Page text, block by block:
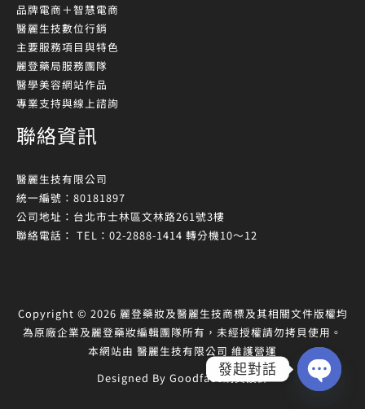
品牌電商＋智慧電商
醫麗生技數位行銷
主要服務項目與特色
麗登藥局服務團隊
醫學美容網站作品
專業支持與線上諮詢
聯絡資訊
醫麗生技有限公司
統一編號：80181897
公司地址：台北市士林區文林路261號3樓
聯絡電話： TEL：02-2888-1414 轉分機10～12
Copyright © 2026 麗登藥妝及醫麗生技商標及其相關文件版權均
為原廠企業及麗登藥妝編輯團隊所有，未經授權請勿拷貝使用。
本網站由 醫麗生技有限公司 維護營運
Designed By Goodface網頁設計
發起對話
OPEN